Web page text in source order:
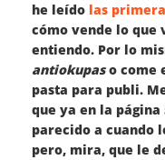
he leído las
cómo vende lo que
entiendo. Por lo
antiokupaso come
pasta para publi.
que ya en la
parecido a cuando
pero, mira, que le